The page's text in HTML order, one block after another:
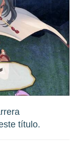
título.